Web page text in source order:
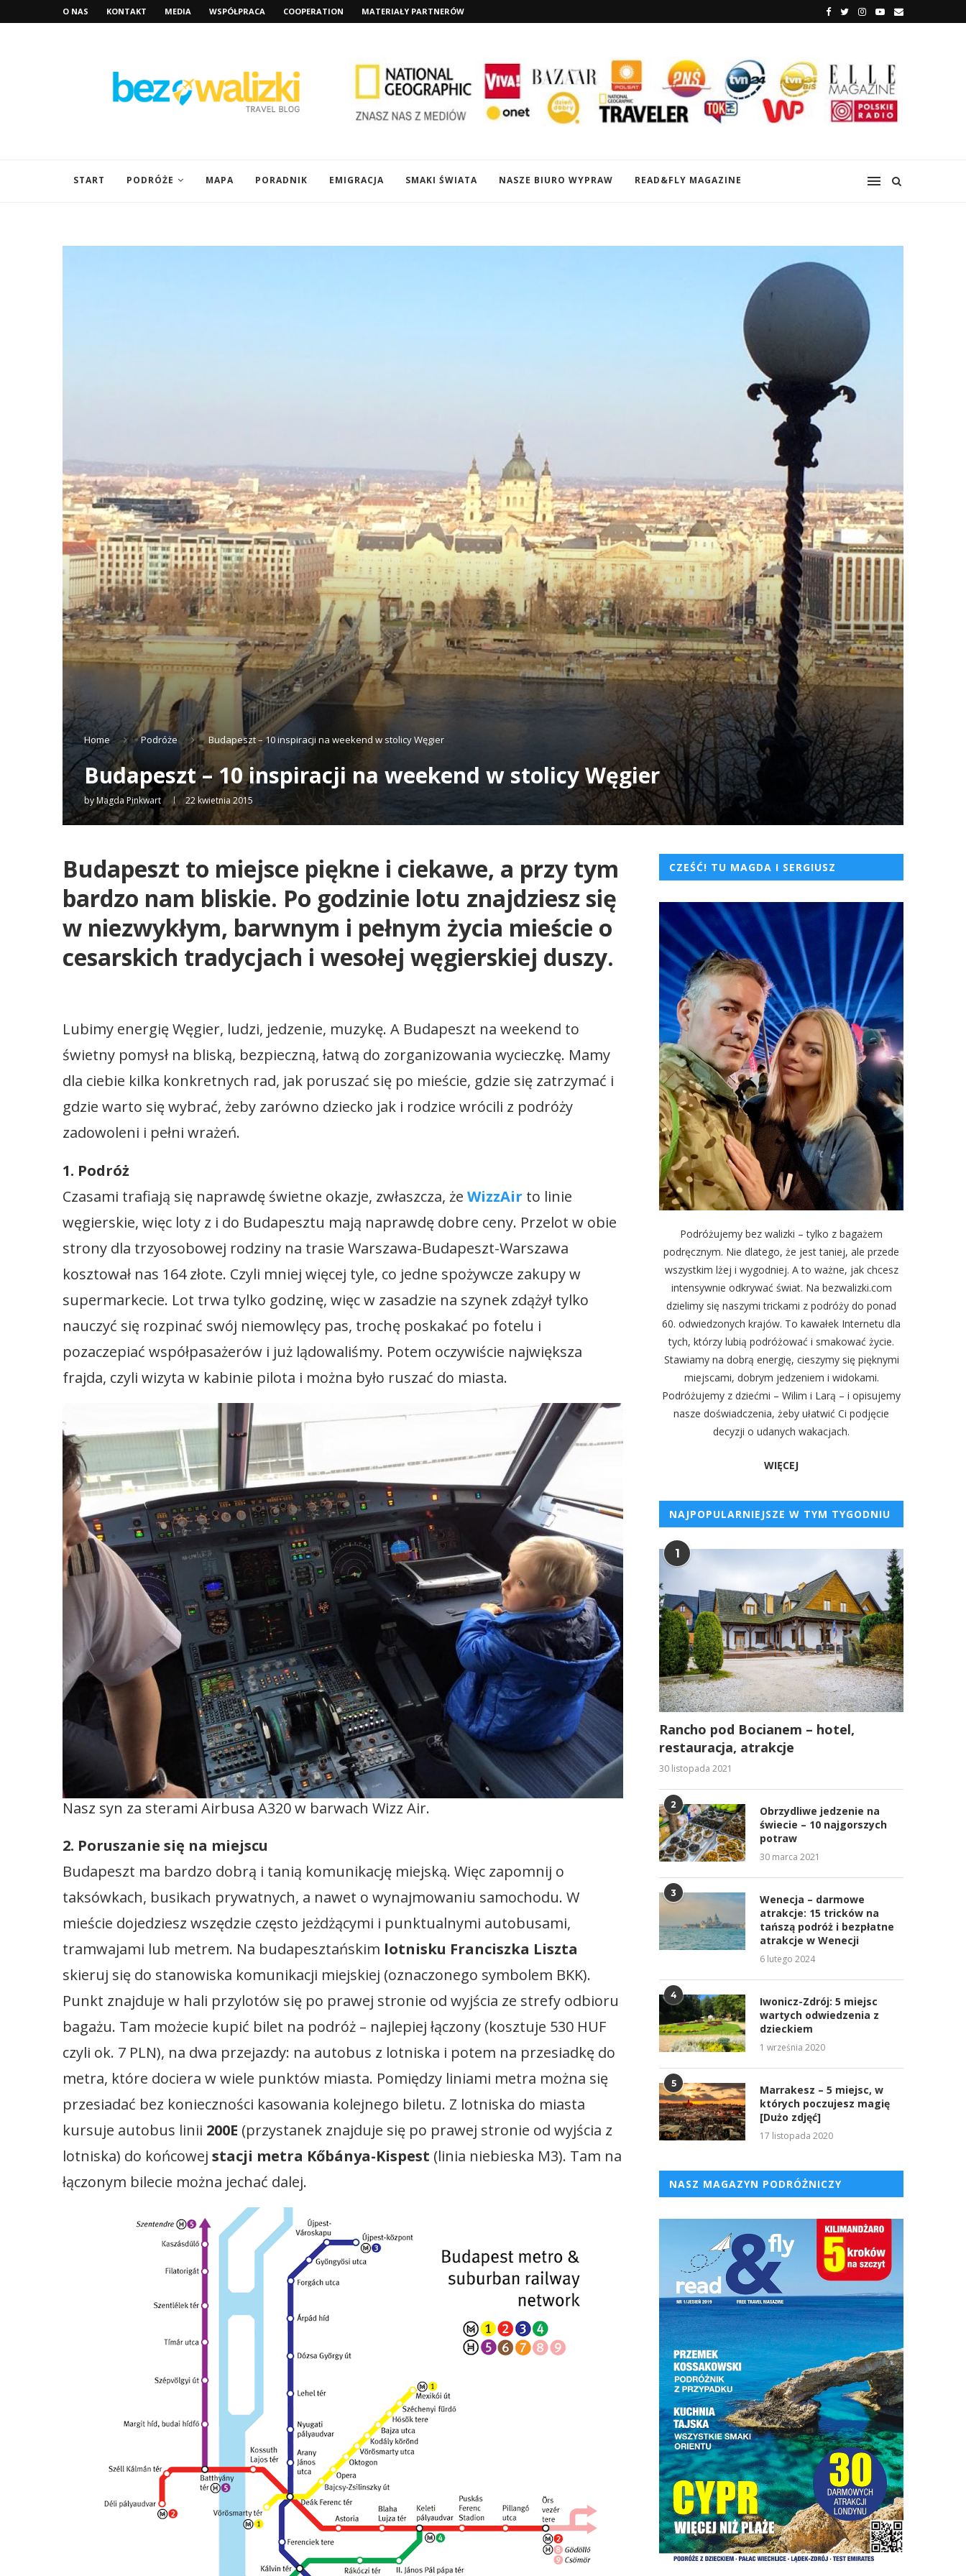
O NAS KONTAKT MEDIA WSPÓŁPRACA COOPERATION MATERIAŁY PARTNERÓW
START PODRÓŻE MAPA PORADNIK EMIGRACJA SMAKI ŚWIATA NASZE BIURO WYPRAW READ&FLY MAGAZINE
Home Podróże Budapeszt – 10 inspiracji na weekend w stolicy Węgier
Budapeszt – 10 inspiracji na weekend w stolicy Węgier
byMagda Pinkwart 22 kwietnia 2015
Budapeszt to miejsce piękne i ciekawe, a przy tym
bardzo nam bliskie. Po godzinie lotu znajdziesz się
w niezwykłym, barwnym i pełnym życia mieście o
cesarskich tradycjach i wesołej węgierskiej duszy.
Lubimy energię Węgier, ludzi, jedzenie, muzykę. A Budapeszt na weekend to
świetny pomysł na bliską, bezpieczną, łatwą do zorganizowania wycieczkę. Mamy
dla ciebie kilka konkretnych rad, jak poruszać się po mieście, gdzie się zatrzymać i
gdzie warto się wybrać, żeby zarówno dziecko jak i rodzice wrócili z podróży
zadowoleni i pełni wrażeń.
1. Podróż
Czasami trafiają się naprawdę świetne okazje, zwłaszcza, że WizzAir to linie
węgierskie, więc loty z i do Budapesztu mają naprawdę dobre ceny. Przelot w obie
strony dla trzyosobowej rodziny na trasie Warszawa-Budapeszt-Warszawa
kosztował nas 164 złote. Czyli mniej więcej tyle, co jedne spożywcze zakupy w
supermarkecie. Lot trwa tylko godzinę, więc w zasadzie na szynek zdążył tylko
nauczyć się rozpinać swój niemowlęcy pas, trochę poskakać po fotelu i
pozaczepiać współpasażerów i już lądowaliśmy. Potem oczywiście największa
frajda, czyli wizyta w kabinie pilota i można było ruszać do miasta.
Nasz syn za sterami Airbusa A320 w barwach Wizz Air.
2. Poruszanie się na miejscu
Budapeszt ma bardzo dobrą i tanią komunikację miejską. Więc zapomnij o
taksówkach, busikach prywatnych, a nawet o wynajmowaniu samochodu. W
mieście dojedziesz wszędzie często jeżdżącymi i punktualnymi autobusami,
tramwajami lub metrem. Na budapesztańskim lotnisku Franciszka Liszta
skieruj się do stanowiska komunikacji miejskiej (oznaczonego symbolem BKK).
Punkt znajduje w hali przylotów się po prawej stronie od wyjścia ze strefy odbioru
bagażu. Tam możecie kupić bilet na podróż – najlepiej łączony (kosztuje 530 HUF
czyli ok. 7 PLN), na dwa przejazdy: na autobus z lotniska i potem na przesiadkę do
metra, które dociera w wiele punktów miasta. Pomiędzy liniami metra można się
przesiadać bez konieczności kasowania kolejnego biletu. Z lotniska do miasta
kursuje autobus linii 200E (przystanek znajduje się po prawej stronie od wyjścia z
lotniska) do końcowej stacji metra Kőbánya-Kispest (linia niebieska M3). Tam na
łączonym bilecie można jechać dalej.
CZEŚĆ! TU MAGDA I SERGIUSZ
Podróżujemy bez walizki – tylko z bagażem
podręcznym. Nie dlatego, że jest taniej, ale przede
wszystkim lżej i wygodniej. A to ważne, jak chcesz
intensywnie odkrywać świat. Na bezwalizki.com
dzielimy się naszymi trickami z podróży do ponad
60. odwiedzonych krajów. To kawałek Internetu dla
tych, którzy lubią podróżować i smakować życie.
Stawiamy na dobrą energię, cieszymy się pięknymi
miejscami, dobrym jedzeniem i widokami.
Podróżujemy z dziećmi – Wilim i Larą – i opisujemy
nasze doświadczenia, żeby ułatwić Ci podjęcie
decyzji o udanych wakacjach.
WIĘCEJ
NAJPOPULARNIEJSZE W TYM TYGODNIU
1
Rancho pod Bocianem – hotel,
restauracja, atrakcje
30 listopada 2021
2
Obrzydliwe jedzenie na
świecie – 10 najgorszych
potraw
30 marca 2021
3
Wenecja – darmowe
atrakcje: 15 tricków na
tańszą podróż i bezpłatne
atrakcje w Wenecji
6 lutego 2024
4
Iwonicz-Zdrój: 5 miejsc
wartych odwiedzenia z
dzieckiem
1 września 2020
5
Marrakesz – 5 miejsc, w
których poczujesz magię
[Dużo zdjęć]
17 listopada 2020
NASZ MAGAZYN PODRÓŻNICZY